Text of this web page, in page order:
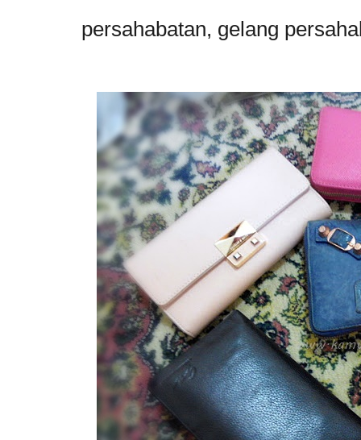
persahabatan, gelang